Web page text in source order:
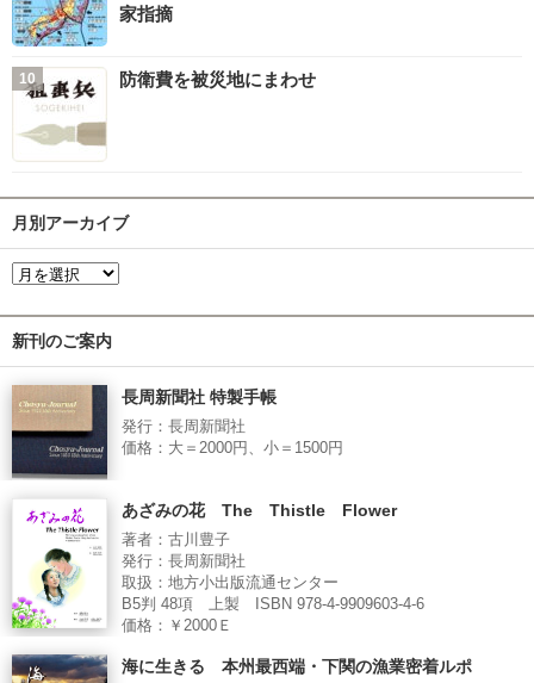
家指摘
防衛費を被災地にまわせ
月別アーカイブ
新刊のご案内
長周新聞社 特製手帳
発行：長周新聞社
価格：大＝2000円、小＝1500円
あざみの花 The Thistle Flower
著者：古川豊子
発行：長周新聞社
取扱：地方小出版流通センター
B5判 48項 上製 ISBN 978-4-9909603-4-6
価格：￥2000Ｅ
海に生きる 本州最西端・下関の漁業密着ルポ